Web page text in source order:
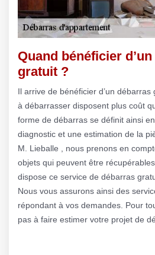
Quand bénéficier
gratuit ?
Il arrive de bénéficier d’un
à débarrasser disposent plus coût
forme de débarras se définit ainsi
diagnostic et une estimation de la
M. Lieballe , nous prenons en
objets qui peuvent être
dispose ce service de débarras
Nous vous assurons ainsi des
répondant à vos demandes. Pour
pas à faire estimer votre projet de